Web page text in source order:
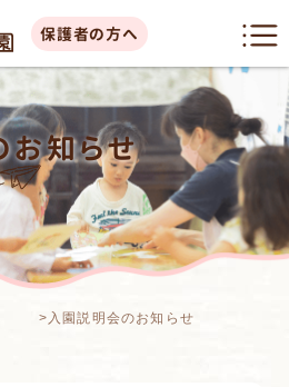
保護者の方へ
お知らせ
> 入園説明会のお知らせ